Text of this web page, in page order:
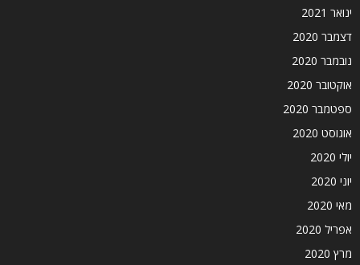
ינואר 2021
דצמבר 2020
נובמבר 2020
אוקטובר 2020
ספטמבר 2020
אוגוסט 2020
יולי 2020
יוני 2020
מאי 2020
אפריל 2020
מרץ 2020